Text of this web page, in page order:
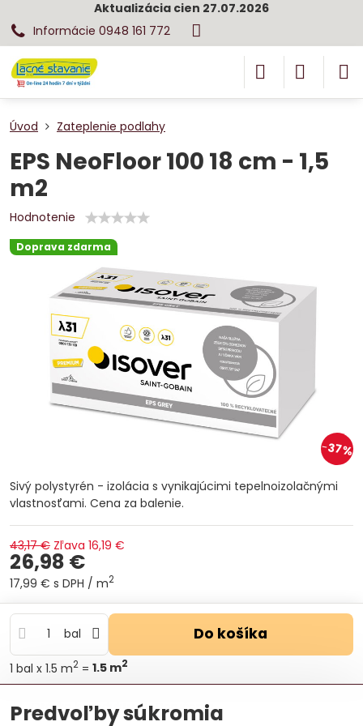
Aktualizácia cien 27.07.2026
Informácie 0948 161 772
Doprava zdarma
37%
Úvod Zateplenie podlahy
EPS NeoFloor 100 18 cm - 1,5
m2
Hodnotenie
Sivý polystyrén - izolácia s vynikajúcimi tepelnoizolačnými
vlastnosťami. Cena za balenie.
43,17 € Zľava 16,19 €
26,98 €
17,99 € s DPH / m2
bal Do košíka
1 bal x 1.5 m2 = 1.5 m2
Otázka k produktu Doručenia
Predvoľby súkromia